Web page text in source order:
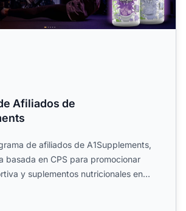
Afiliados de
de afiliados de A1Supplements,
basada en CPS para promocionar
y suplementos nutricionales en